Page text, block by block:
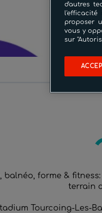
balnéo, forme &
terrain
Tourcoing-
d'autres
proposer
vous y
sur